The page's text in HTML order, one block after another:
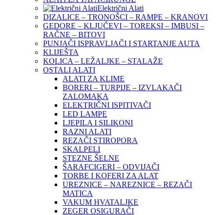
Električni Alati
DIZALICE – TRONOŠCI – RAMPE – KRANOVI
GEDORE – KLJUČEVI – TOREKSI – IMBUSI –
RAČNE – BITOVI
PUNJAČI ISPRAVLJAČI I STARTANJE AUTA
KLIJEŠTA
KOLICA – LEŽALJKE – STALAŽE
OSTALI ALATI
ALATI ZA KLIME
BORERI – TURPIJE – IZVLAKAČI
ZALOMAKA
ELEKTRIČNI ISPITIVAČI
LED LAMPE
LJEPILA I SILIKONI
RAZNI ALATI
REZAČI STIROPORA
SKALPELI
STEZNE ŠELNE
ŠARAFCIGERI – ODVIJAČI
TORBE I KOFERI ZA ALAT
UREZNICE – NAREZNICE – REZAČI
MATICA
VAKUM HVATALJKE
ZEGER OSIGURAČI